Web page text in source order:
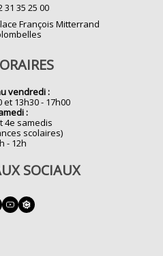
31 35 25 00
François Mitterrand
vendredi :
et 13h30 - 17h00
:
4e samedis
scolaires)
- 12h
SOCIAUX